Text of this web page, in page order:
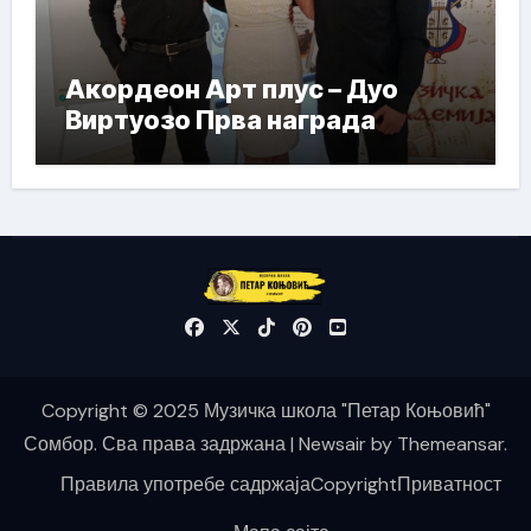
Акордеон Арт плус – Дуо
Виртуозо Прва награда
Copyright © 2025 Музичка школа "Петар Коњовић"
Сомбор. Сва права задржана| Newsairby Themeansar.
Правила употребе садржајаCopyrightПриватност